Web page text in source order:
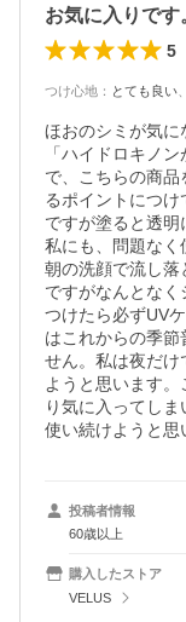
お気に入りです
5
つけ心地 ： とても良い
ほおのシミが気に
「ハイドロキノ
で、こちらの商
るポイントにつ
ですが塗ると透
私にも、問題なく
朝の洗顔で流し落
ですがなんとなく
つけたら必ずUV
はこれからの季節
せん。私は夜だけ
ようと思います
り気に入ってし
投稿者情報
60歳以上
購入したストア
VELUS